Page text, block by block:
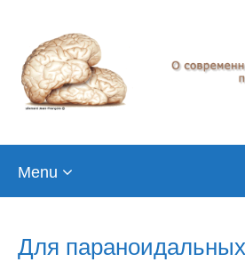
Menu
Для